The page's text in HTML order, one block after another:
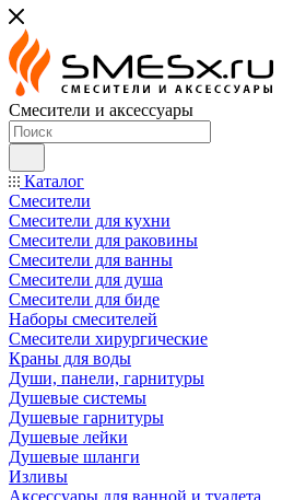
Смесители и аксессуары
Каталог
Смесители
Смесители для кухни
Смесители для раковины
Смесители для ванны
Смесители для душа
Смесители для биде
Наборы смесителей
Смесители хирургические
Краны для воды
Души, панели, гарнитуры
Душевые системы
Душевые гарнитуры
Душевые лейки
Душевые шланги
Изливы
Аксессуары для ванной и туалета